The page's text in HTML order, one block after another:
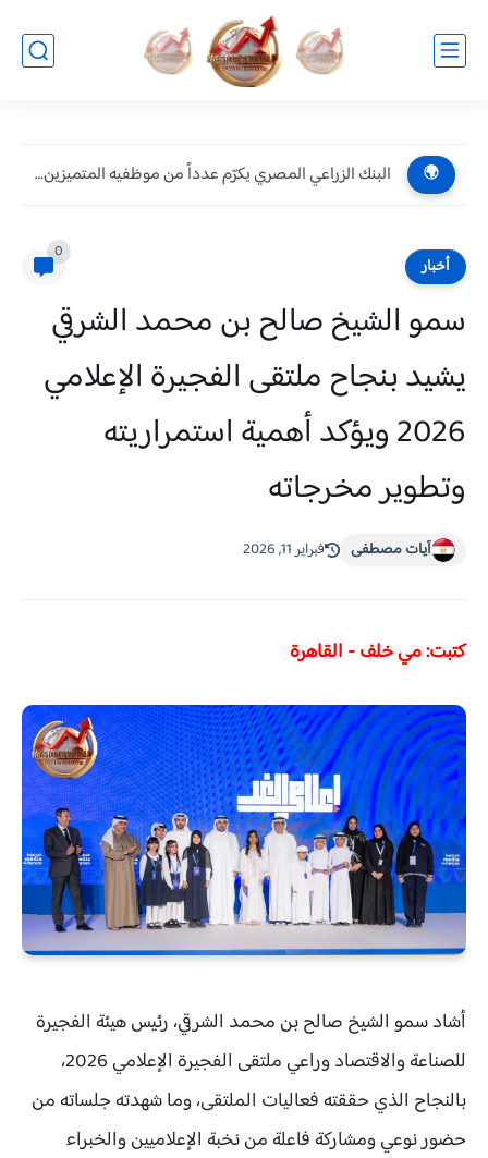
🌍 البنك الزراعي المصري يكرّم عدداً من موظفيه المتميزين لتحقيق ارقام...
أخبار
0
سمو الشيخ صالح بن محمد الشرقي
يشيد بنجاح ملتقى الفجيرة الإعلامي
2026 ويؤكد أهمية استمراريته
وتطوير مخرجاته
آيات مصطفى فبراير 11, 2026
كتبت: مي خلف - القاهرة
أشاد سمو الشيخ صالح بن محمد الشرقي، رئيس هيئة الفجيرة
للصناعة والاقتصاد وراعي ملتقى الفجيرة الإعلامي 2026،
بالنجاح الذي حققته فعاليات الملتقى، وما شهدته جلساته من
حضور نوعي ومشاركة فاعلة من نخبة الإعلاميين والخبراء